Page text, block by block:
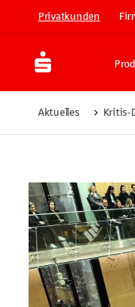
Privatkunden
Aktuelles Kritis-